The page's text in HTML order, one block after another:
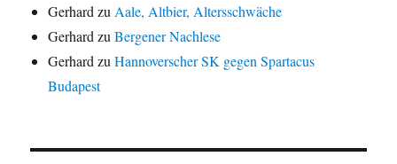
Gerhard zu Aale, Altbier, Altersschwäche
Gerhard zuBergener Nachlese
Gerhard zuHannoverscher SK gegen Spartacus
Budapest